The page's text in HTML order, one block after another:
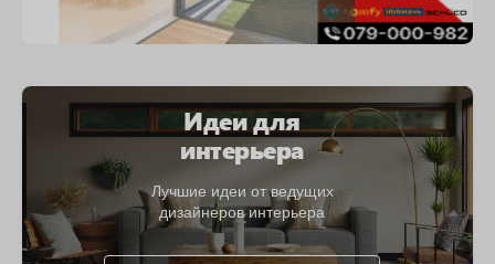
Идеи для
интерьера
Лучшие идеи от ведущих
дизайнеров интерьера